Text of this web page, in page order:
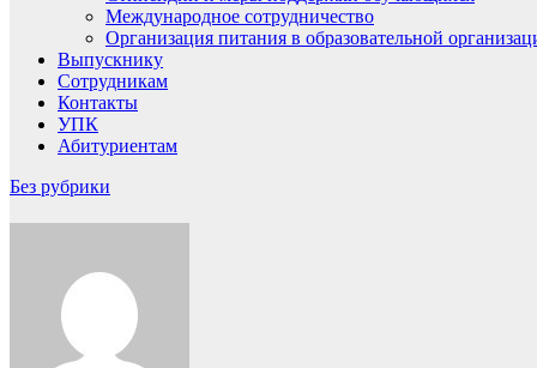
Международное сотрудничество
Организация питания в образовательной
Выпускнику
Сотрудникам
Контакты
УПК
Абитуриентам
Без рубрики